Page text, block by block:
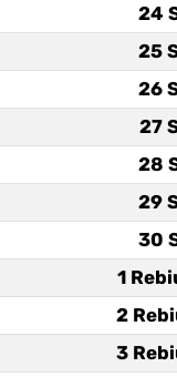
24
25
26
27
28
29
30
1
2
3